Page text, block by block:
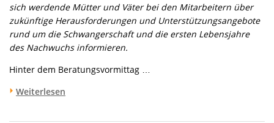
sich werdende Mütter und Väter bei den Mitarbeitern über
zukünftige Herausforderungen und Unterstützungsangebote
rund um die Schwangerschaft und die ersten Lebensjahre
des Nachwuchs informieren.
Hinter dem Beratungsvormittag …
Weiterlesen